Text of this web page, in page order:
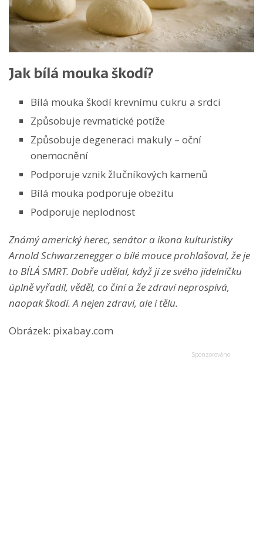
Jak bílá mouka škodí?
Bílá mouka škodí krevnímu cukru a srdci
Způsobuje revmatické potíže
Způsobuje degeneraci makuly – oční
onemocnění
Podporuje vznik žlučníkových kamenů
Bílá mouka podporuje obezitu
Podporuje neplodnost
Známý americký herec, senátor a ikona kulturistiky
Arnold Schwarzenegger o bílé mouce prohlašoval, že je
to BÍLÁ SMRT. Dobře udělal, když jí ze svého jídelníčku
úplně vyřadil, věděl, co činí a že zdraví neprospívá,
naopak škodí. A nejen zdraví, ale i tělu.
Obrázek: pixabay.com